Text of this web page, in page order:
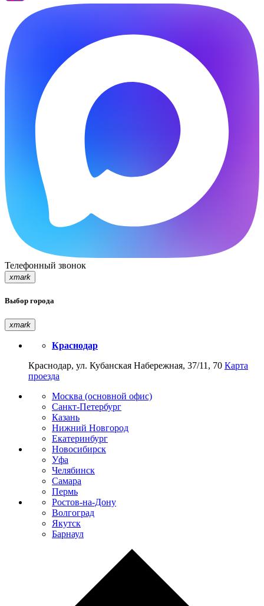
Телефонный звонок
xmark
Выбор города
xmark
Краснодар
Краснодар, ул. Кубанская Набережная, 37/11, 70 Карта
проезда
Москва (основной офис)
Санкт-Петербург
Казань
Нижний Новгород
Екатеринбург
Новосибирск
Уфа
Челябинск
Самара
Пермь
Ростов-на-Дону
Волгоград
Якутск
Барнаул